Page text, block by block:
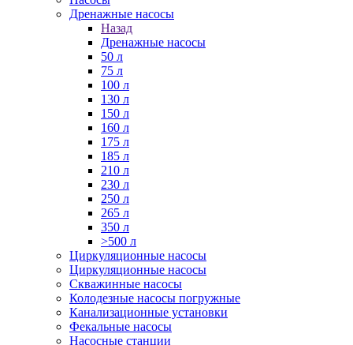
Дренажные насосы
Назад
Дренажные насосы
50 л
75 л
100 л
130 л
150 л
160 л
175 л
185 л
210 л
230 л
250 л
265 л
350 л
>500 л
Циркуляционные насосы
Циркуляционные насосы
Скважинные насосы
Колодезные насосы погружные
Канализационные установки
Фекальные насосы
Насосные станции